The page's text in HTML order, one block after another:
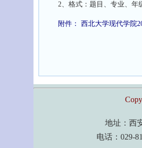
2、格式：题目、专业、年级
附件： 西北大学现代学院
地址：西
电话：029-